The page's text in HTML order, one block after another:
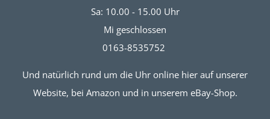
Sa: 10.00 - 15.00 Uhr
Mi geschlossen
0163-8535752
Und natürlich rund um die Uhr online hier auf unserer
Website, bei Amazon und in unserem eBay-Shop.